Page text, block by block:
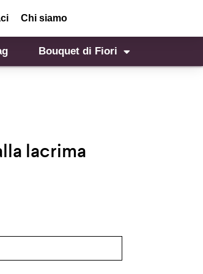
Chi siamo
Bouquet di Fiori
lacrima